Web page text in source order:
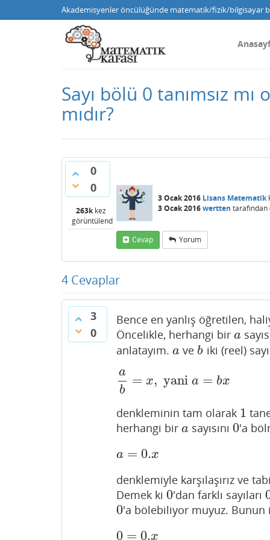
Akademisyenler öncülüğünde matematik/fizik/bilgisayar
Sayı bölü 0 tanımsız
mıdır?
0
0
263kkez
görüntülendi
3 Ocak 2016 Lisans Matematik
3 Ocak 2016wertten tarafından
Cevap Yorum
4 Cevaplar
3
0
Bence en yanlış öğretilen,
Öncelikle, herhangi bir a
a
anlatayım. a
a ve b
b iki (reel)
a
b
= x, yani a = bx
ab=x yani a= bx
denkleminin tam olarak 1
1
herhangi bir a
a sayısını0
0'a
a = 0.x
a=0.x
denklemiyle karşılaşırız ve
Demek ki 0
0'dan farklı sayıları
0
0'a bölebiliyor muyuz. Bunun
0 = 0.x
0= 0.x